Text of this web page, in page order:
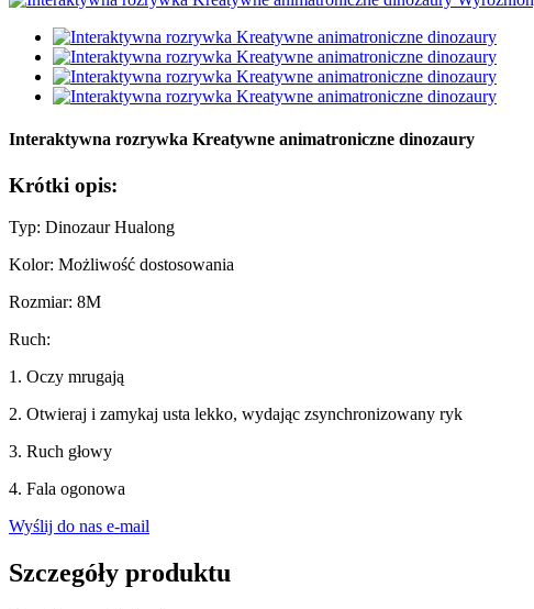
Interaktywna rozrywka Kreatywne animatroniczne dinozaury
Krótki opis:
Typ: Dinozaur Hualong
Kolor: Możliwość dostosowania
Rozmiar: 8M
Ruch:
1. Oczy mrugają
2. Otwieraj i zamykaj usta lekko, wydając zsynchronizowany ryk
3. Ruch głowy
4. Fala ogonowa
Wyślij do nas e-mail
Szczegóły produktu